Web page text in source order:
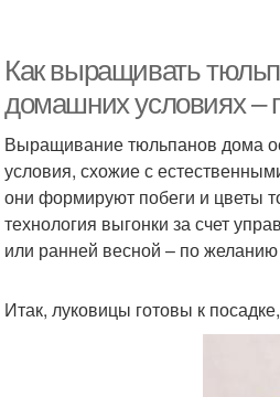
Как выращивать
домашних условиях –
Выращивание тюльпанов дома
условия, схожие с
они формируют побеги и цветы
технология выгонки за счет
или ранней весной – по
Итак, луковицы готовы к